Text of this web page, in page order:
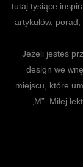
tutaj tysiące
artykułów,
Jeżeli jesteś
design we
miejscu, które
„M”. Miłej